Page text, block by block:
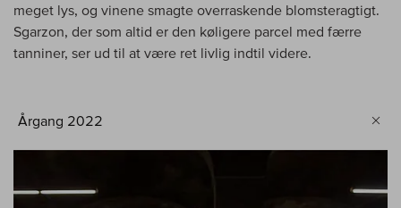
meget lys, og vinene smagte overraskende blomsteragtigt.
Sgarzon, der som altid er den køligere parcel med færre
tanniner, ser ud til at være ret livlig indtil videre.
Årgang 2022